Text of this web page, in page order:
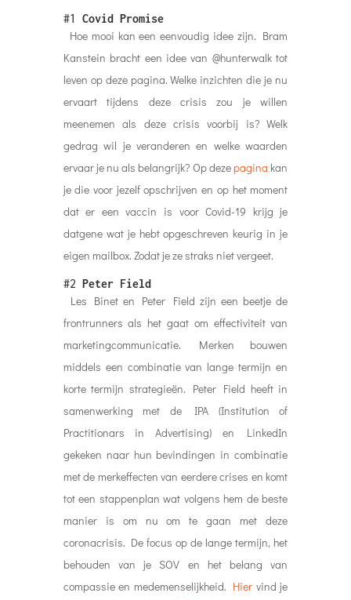
#1 Covid Promise
Hoe mooi kan een eenvoudig idee zijn. Bram
Kanstein bracht een idee van @hunterwalk tot
leven op deze pagina. Welke inzichten die je nu
ervaart tijdens deze crisis zou je willen
meenemen als deze crisis voorbij is? Welk
gedrag wil je veranderen en welke waarden
ervaar je nu als belangrijk? Op dezepagina kan
je die voor jezelf opschrijven en op het moment
dat er een vaccin is voor Covid-19 krijg je
datgene wat je hebt opgeschreven keurig in je
eigen mailbox. Zodat je ze straks niet vergeet.
#2 Peter Field
Les Binet en Peter Field zijn een beetje de
frontrunners als het gaat om effectiviteit van
marketingcommunicatie. Merken bouwen
middels een combinatie van lange termijn en
korte termijn strategieën. Peter Field heeft in
samenwerking met de IPA (Institution of
Practitionars in Advertising) en LinkedIn
gekeken naar hun bevindingen in combinatie
met de merkeffecten van eerdere crises en komt
tot een stappenplan wat volgens hem de beste
manier is om nu om te gaan met deze
coronacrisis. De focus op de lange termijn, het
behouden van je SOV en het belang van
compassie en medemenselijkheid. Hiervind je